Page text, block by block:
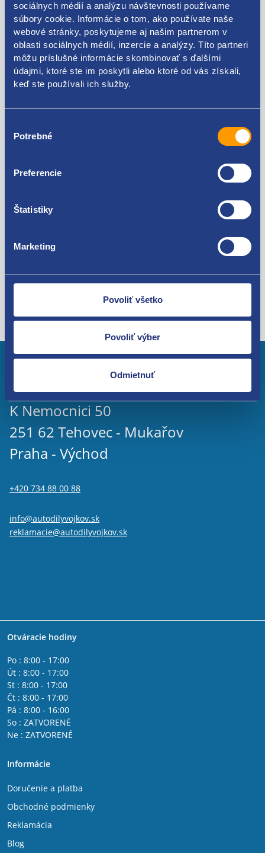
sociálnych médií a analýzu návštevnosti používame
súbory cookie. Informácie o tom, ako používate naše
webové stránky, poskytujeme aj našim partnerom v
oblasti sociálnych médií, inzercie a analýzy. Títo partneri
môžu príslušné informácie skombinovať s ďalšími
údajmi, ktoré ste im poskytli alebo ktoré od vás získali,
keď ste používali ich služby.
súhlasu
Potrebné
Preferencie
Štatistiky
Marketing
Povoliť všetko
Povoliť výber
Odmietnuť
Telefón
Správa
Súhlas so zasielaním obchodných oznámení.
na stránke
K Nemocnici 50
251 62 Tehovec - Mukařov
Praha - Východ
+420 734 88 00 88
info@autodilyvojkov.sk
reklamacie@autodilyvojkov.sk
Otváracie hodiny
Po : 8:00 - 17:00
Út : 8:00 - 17:00
St : 8:00 - 17:00
Čt : 8:00 - 17:00
Pá : 8:00 - 16:00
So : ZATVORENÉ
Ne : ZATVORENÉ
Informácie
Doručenie a platba
Obchodné podmienky
Reklamácia
Blog